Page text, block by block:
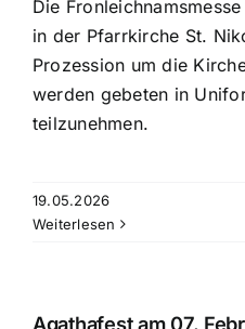
Die
in der Pfarrkirche St.
Prozession um die
werden gebeten in
teilzunehmen.
19.05.2026
Weiterlesen
Agathafest am 07.